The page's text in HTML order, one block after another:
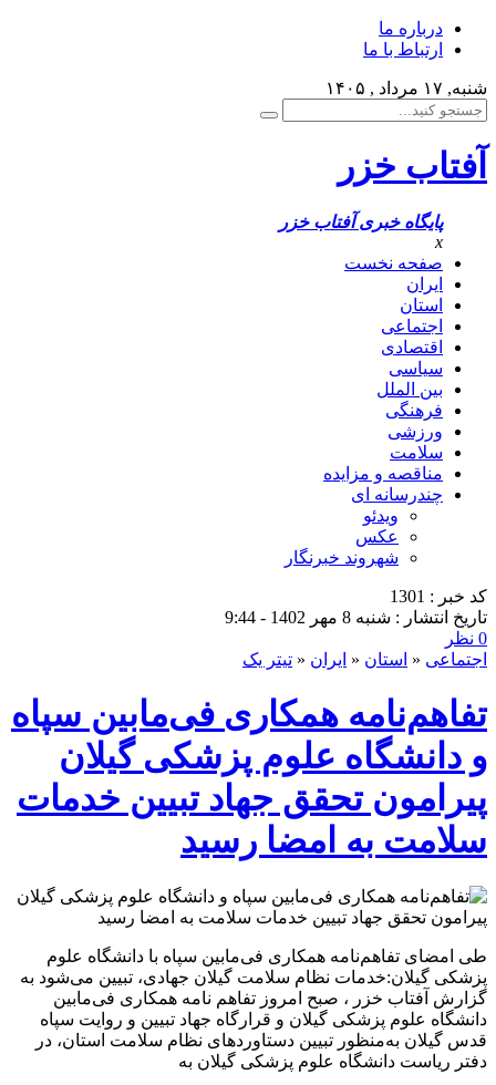
درباره ما
ارتباط با ما
شنبه, ۱۷ مرداد , ۱۴۰۵
آفتاب خزر
پایگاه خبری آفتاب خزر
x
صفحه نخست
ایران
استان
اجتماعی
اقتصادی
سیاسی
بین الملل
فرهنگی
ورزشی
سلامت
مناقصه و مزایده
چندرسانه ای
ویدئو
عکس
شهروند خبرنگار
کد خبر : 1301
تاریخ انتشار : شنبه 8 مهر 1402 - 9:44
0 نظر
اجتماعی « استان « ایران « تیتر یک
تفاهم‌نامه همکاری فی‌مابین سپاه
و دانشگاه علوم پزشکی گیلان
پیرامون تحقق جهاد تبیین خدمات
سلامت به امضا رسید
طی امضای تفاهم‌نامه همکاری فی‌مابین سپاه با دانشگاه علوم
پزشکی گیلان:خدمات نظام سلامت گیلان جهادی، تبیین می‌شود به
گزارش آفتاب خزر ، صبح امروز تفاهم نامه همکاری فی‌مابین
دانشگاه علوم پزشکی گیلان و قرارگاه جهاد تبیین و روایت سپاه
قدس گیلان به‌منظور تبیین دستاوردهای نظام سلامت استان، در
دفتر ریاست دانشگاه علوم پزشکی گیلان به